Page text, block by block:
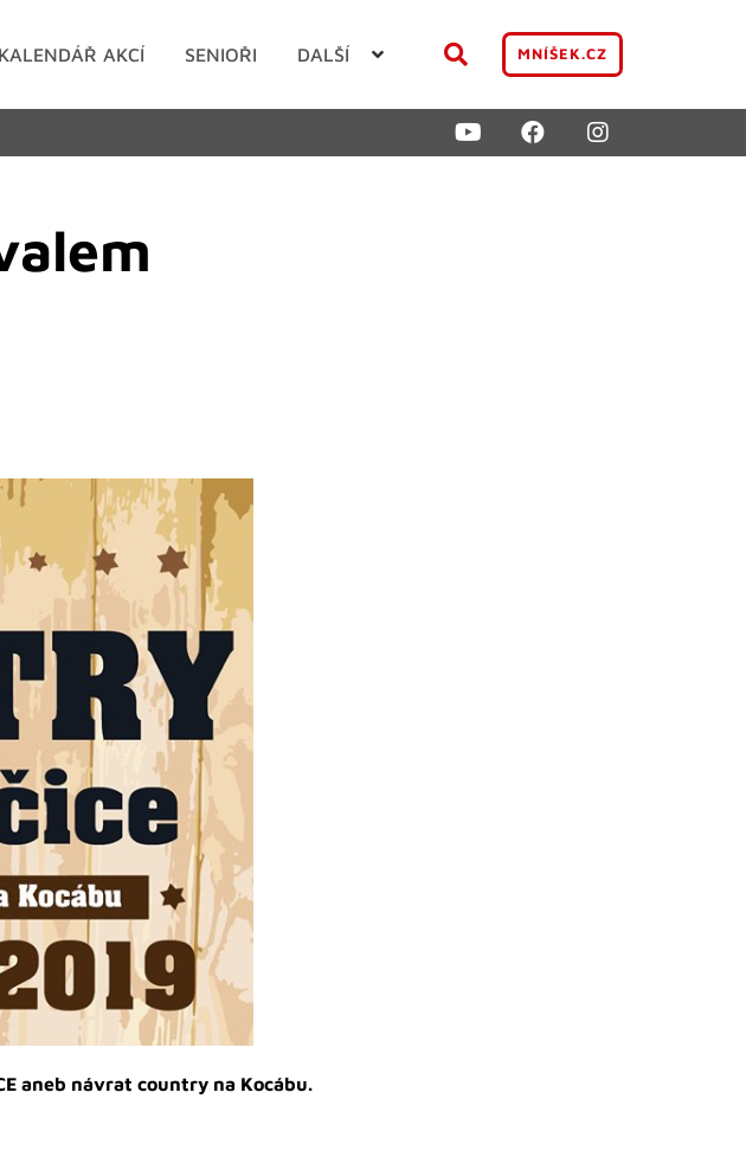
KALENDÁŘ AKCÍ SENIOŘI DALŠÍ MNÍŠEK.CZ
aneb návrat country na Kocábu.